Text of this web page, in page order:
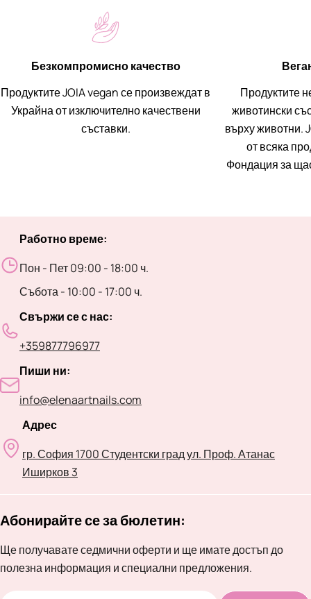
Безкомпромисно качество
Продуктите JOIA vegan се произвеждат в
Украйна от изключително качествени
съставки.
Продуктите
животински
върху животни.
от всяка
Фондация за
Работно време:
Пон - Пет 09:00 - 18:00 ч.
Събота - 10:00 - 17:00 ч.
Свържи се с нас:
+359877796977
Пиши ни:
info@elenaartnails.com
Адрес
гр. София 1700 Студентски град ул. Проф. Атанас
Иширков 3
Абонирайте се за бюлетин:
Ще получавате седмични оферти и ще имате достъп до
полезна информация и специални предложения.